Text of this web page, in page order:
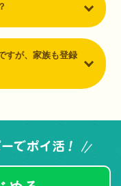
すが、家族も登録